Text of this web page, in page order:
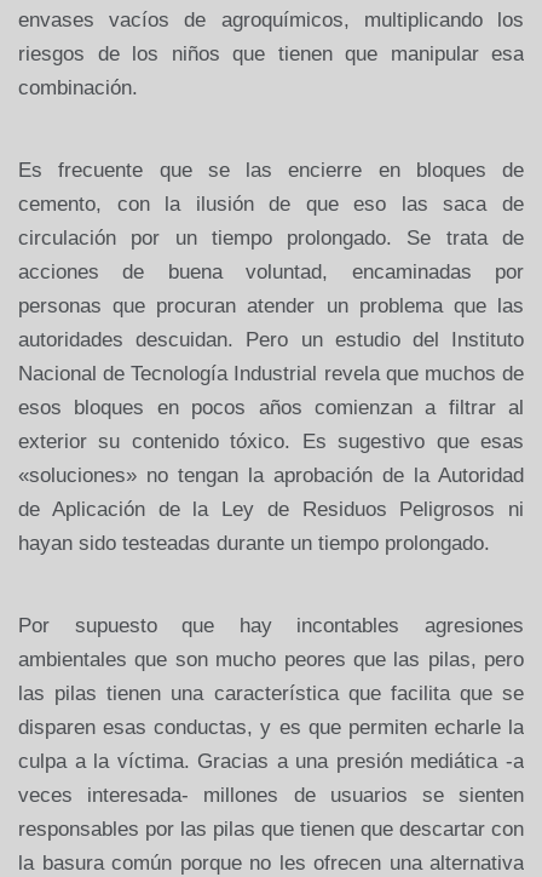
envases vacíos de agroquímicos, multiplicando los
riesgos de los niños que tienen que manipular esa
combinación.
Es frecuente que se las encierre en bloques de
cemento, con la ilusión de que eso las saca de
circulación por un tiempo prolongado. Se trata de
acciones de buena voluntad, encaminadas por
personas que procuran atender un problema que las
autoridades descuidan. Pero un estudio del Instituto
Nacional de Tecnología Industrial revela que muchos de
esos bloques en pocos años comienzan a filtrar al
exterior su contenido tóxico. Es sugestivo que esas
«soluciones» no tengan la aprobación de la Autoridad
de Aplicación de la Ley de Residuos Peligrosos ni
hayan sido testeadas durante un tiempo prolongado.
Por supuesto que hay incontables agresiones
ambientales que son mucho peores que las pilas, pero
las pilas tienen una característica que facilita que se
disparen esas conductas, y es que permiten echarle la
culpa a la víctima. Gracias a una presión mediática -a
veces interesada- millones de usuarios se sienten
responsables por las pilas que tienen que descartar con
la basura común porque no les ofrecen una alternativa